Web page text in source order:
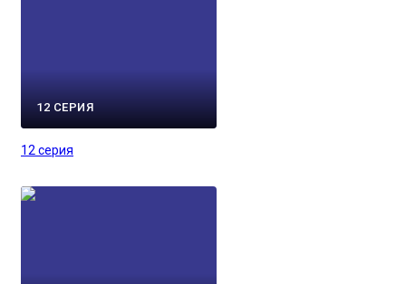
12 СЕРИЯ
12 серия